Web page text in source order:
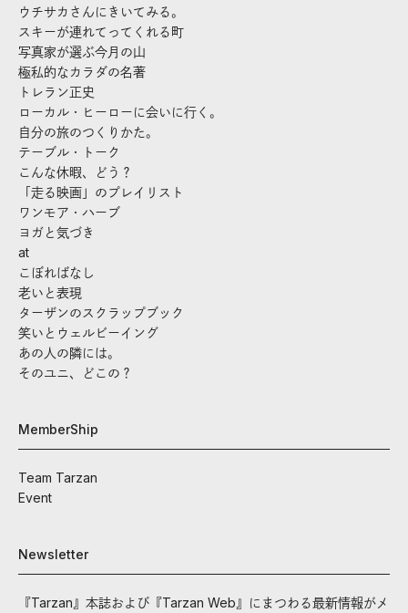
ウチサカさんにきいてみる。
スキーが連れてってくれる町
写真家が選ぶ今月の山
極私的なカラダの名著
トレラン正史
ローカル・ヒーローに会いに行く。
自分の旅のつくりかた。
テーブル・トーク
こんな休暇、どう？
「走る映画」のプレイリスト
ワンモア・ハーブ
ヨガと気づき
at
こぼればなし
老いと表現
ターザンのスクラップブック
笑いとウェルビーイング
あの人の隣には。
そのユニ、どこの？
MemberShip
Team Tarzan
Event
Newsletter
『Tarzan』本誌および『Tarzan Web』にまつわる最新情報がメ